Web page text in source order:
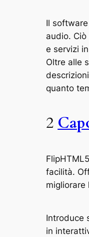
Il
audio.
e servizi
Oltre alle
quanto
2
facilità.
migliorare
Introduce
in